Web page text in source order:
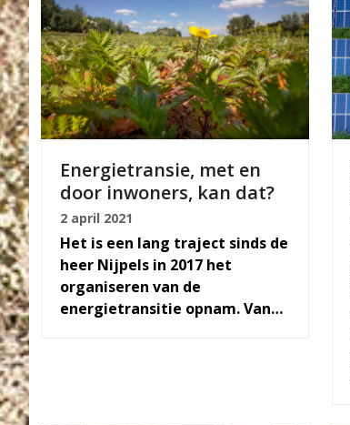
Energietransie, met en
door inwoners, kan dat?
2 april 2021
Het is een lang traject sinds de
heer Nijpels in 2017 het
organiseren van de
energietransitie opnam. Van…